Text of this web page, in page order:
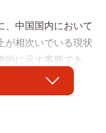
、中国国内において
が相次いでいる現状
的に示す事態であ
存立危機事態となり
益と見なす台湾問題